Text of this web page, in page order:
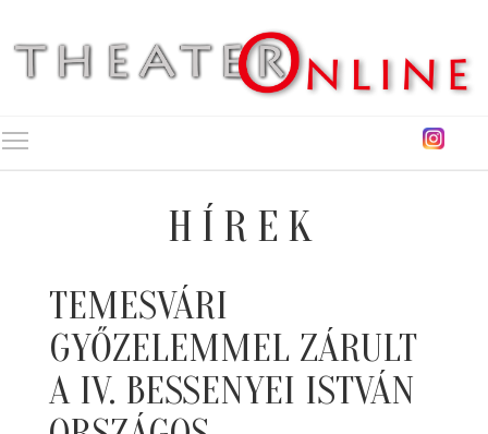
HÍREK
TEMESVÁRI
GYŐZELEMMEL ZÁRULT
A IV. BESSENYEI ISTVÁN